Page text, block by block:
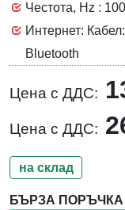
Честота, Hz :
Интернет:
Bluetooth
Цена с ДДС:
Цена с ДДС:
на склад
БЪРЗА ПОРЪЧКА